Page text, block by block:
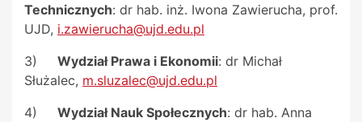
Technicznych: dr hab. inż. Iwona Zawierucha, prof.
UJD, i.zawierucha@ujd.edu.pl
3) Wydział Prawa i Ekonomii: dr Michał
Służalec, m.sluzalec@ujd.edu.pl
4) Wydział Nauk Społecznych: dr hab. Anna